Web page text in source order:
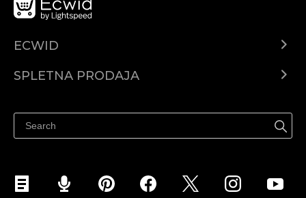
ECWID
SPLETNA PRODAJA
Prodaja na Instagramu